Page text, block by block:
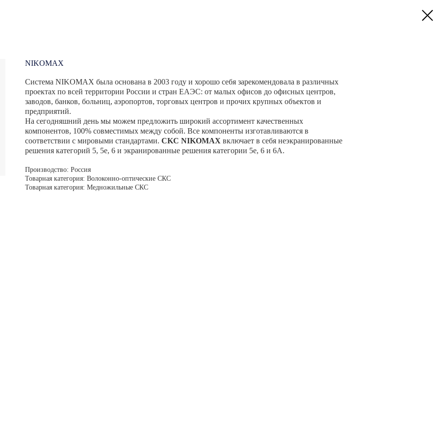
NIKOMAX
Система NIKOMAX была основана в 2003 году и хорошо себя зарекомендовала в различных
проектах по всей территории России и стран ЕАЭС: от малых офисов до офисных центров,
заводов, банков, больниц, аэропортов, торговых центров и прочих крупных объектов и
предприятий.
На сегодняшний день мы можем предложить широкий ассортимент качественных
компонентов, 100% совместимых между собой. Все компоненты изготавливаются в
соответствии с мировыми стандартами. CKC NIKOMAX включает в себя неэкранированные
решения категорий 5, 5е, 6 и экранированные решения категории 5е, 6 и 6А.
Производство: Россия
Товарная категория: Волоконно-оптические СКС
Товарная категория: Медножильные СКС